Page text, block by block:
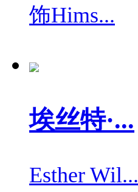
饰Hims...
埃丝特·...
Esther Wil...